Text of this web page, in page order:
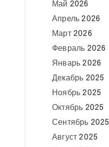
Май 2026
Апрель 2026
Март 2026
Февраль 2026
Январь 2026
Декабрь 2025
Ноябрь 2025
Октябрь 2025
Сентябрь 2025
Август 2025